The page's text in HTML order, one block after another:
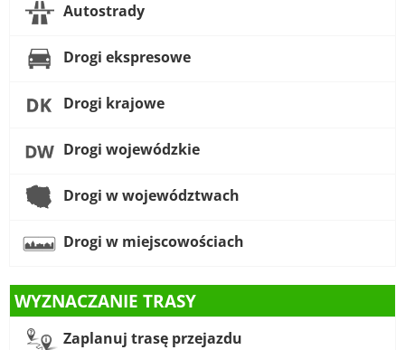
Autostrady
Drogi ekspresowe
Drogi krajowe
Drogi wojewódzkie
Drogi w województwach
Drogi w miejscowościach
WYZNACZANIE TRASY
Zaplanuj trasę przejazdu